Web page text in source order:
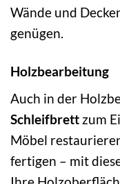
Wände und
genügen.
Holzbearbeitung
Auch in der
Schleifbrett zum
Möbel
fertigen – mit